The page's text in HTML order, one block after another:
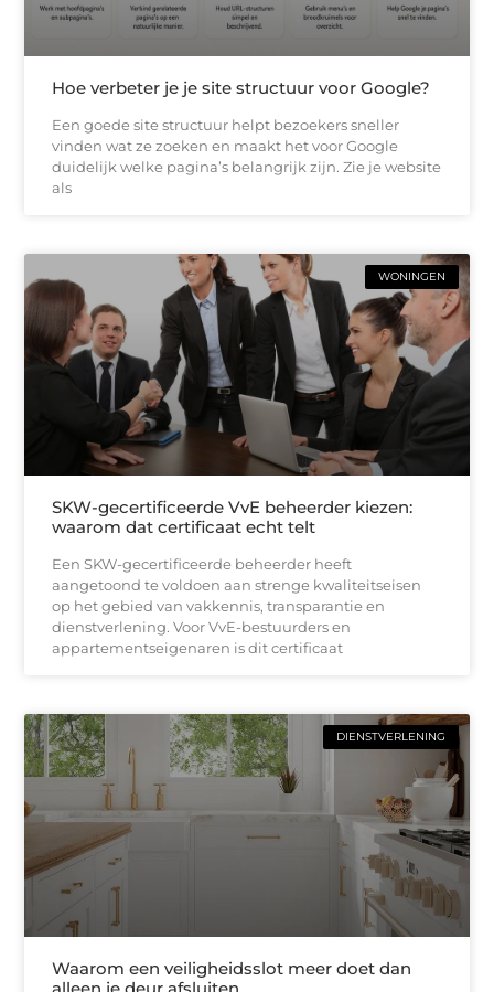
Hoe verbeter je je site structuur voor Google?
Een goede site structuur helpt bezoekers sneller
vinden wat ze zoeken en maakt het voor Google
duidelijk welke pagina’s belangrijk zijn. Zie je website
als
WONINGEN
SKW-gecertificeerde VvE beheerder kiezen:
waarom dat certificaat echt telt
Een SKW-gecertificeerde beheerder heeft
aangetoond te voldoen aan strenge kwaliteitseisen
op het gebied van vakkennis, transparantie en
dienstverlening. Voor VvE-bestuurders en
appartementseigenaren is dit certificaat
DIENSTVERLENING
Waarom een veiligheidsslot meer doet dan